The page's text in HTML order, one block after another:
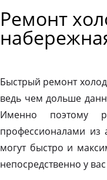
Ремонт
Быстрый ремонт
ведь чем дольше
Именно поэтому
профессионалами из
могут быстро и
непосредственно у